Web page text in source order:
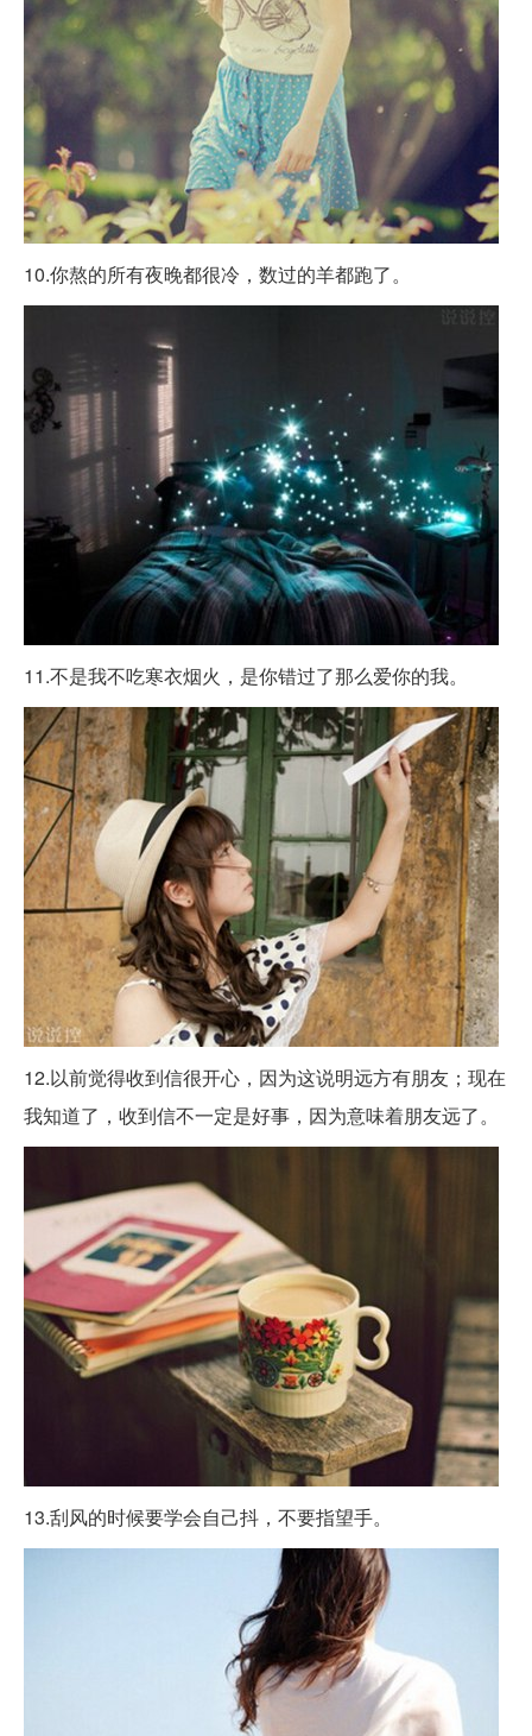
10.你熬的所有夜晚都很冷，数过的羊都跑了。
11.不是我不吃寒衣烟火，是你错过了那么爱你的我。
12.以前觉得收到信很开心，因为这说明远方有朋友；现在
我知道了，收到信不一定是好事，因为意味着朋友远了。
13.刮风的时候要学会自己抖，不要指望手。